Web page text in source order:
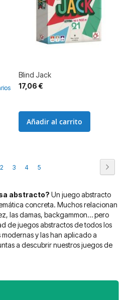
Blind Jack
17,06 €
Añadir al carrito
Página
Página
2 Página
3 Página
4 Página
5
abstracto? Un juego abstracto
concreta. Muchos relacionan
las damas, backgammon… pero
de juegos abstractos de todos los
y las han aplicado a
a descubrir nuestros juegos de